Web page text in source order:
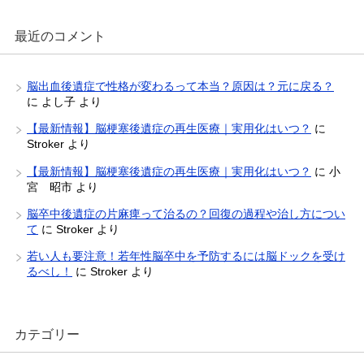
最近のコメント
脳出血後遺症で性格が変わるって本当？原因は？元に戻る？
に よし子 より
【最新情報】脳梗塞後遺症の再生医療｜実用化はいつ？ に
Stroker より
【最新情報】脳梗塞後遺症の再生医療｜実用化はいつ？ に 小
宮 昭市 より
脳卒中後遺症の片麻痺って治るの？回復の過程や治し方につい
て に Stroker より
若い人も要注意！若年性脳卒中を予防するには脳ドックを受け
るべし！
に Stroker より
カテゴリー